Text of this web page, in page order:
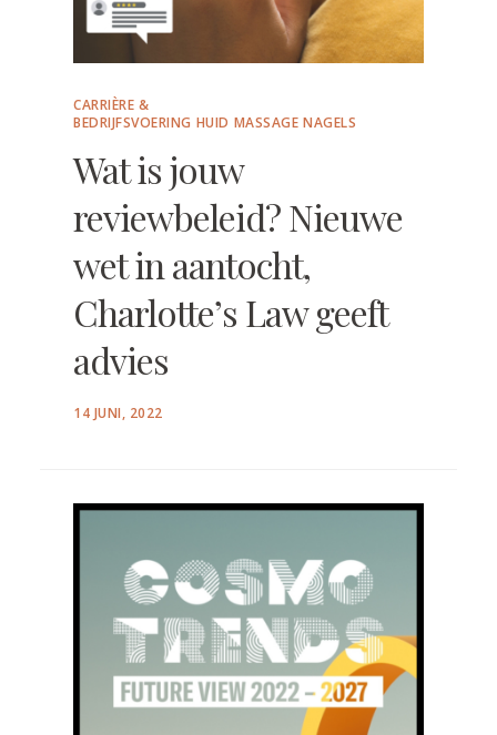
CARRIÈRE &
BEDRIJFSVOERING HUID MASSAGE NAGELS
Wat is jouw
reviewbeleid? Nieuwe
wet in aantocht,
Charlotte’s Law geeft
advies
POSTED
14 JUNI, 2022